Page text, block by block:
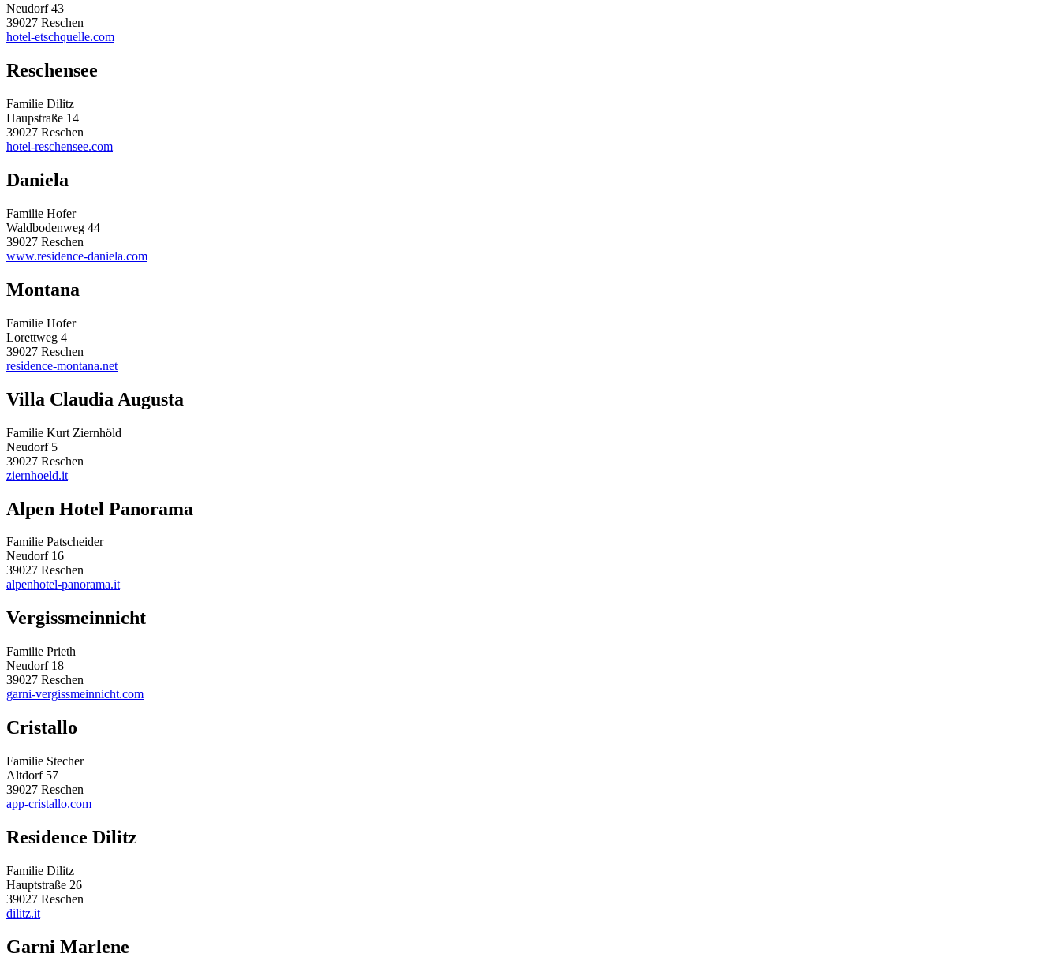
Neudorf 43
39027 Reschen
hotel-etschquelle.com
Reschensee
Familie Dilitz
Haupstraße 14
39027 Reschen
hotel-reschensee.com
Daniela
Familie Hofer
Waldbodenweg 44
39027 Reschen
www.residence-daniela.com
Montana
Familie Hofer
Lorettweg 4
39027 Reschen
residence-montana.net
Villa Claudia Augusta
Familie Kurt Ziernhöld
Neudorf 5
39027 Reschen
ziernhoeld.it
Alpen Hotel Panorama
Familie Patscheider
Neudorf 16
39027 Reschen
alpenhotel-panorama.it
Vergissmeinnicht
Familie Prieth
Neudorf 18
39027 Reschen
garni-vergissmeinnicht.com
Cristallo
Familie Stecher
Altdorf 57
39027 Reschen
app-cristallo.com
Residence Dilitz
Familie Dilitz
Hauptstraße 26
39027 Reschen
dilitz.it
Garni Marlene